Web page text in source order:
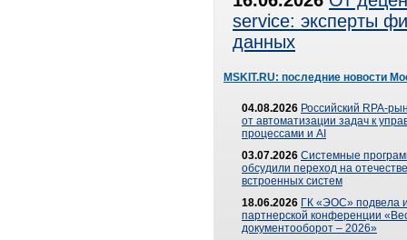
service: эксперты
данных
MSKIT.RU: последние новости
04.08.2026 Российский RPA-
от автоматизации задач к
процессами и AI
03.07.2026 Системные
обсудили переход на
встроенных систем
18.06.2026 ГК «ЭОС» подвела
партнерской конференции
документооборот – 2026»